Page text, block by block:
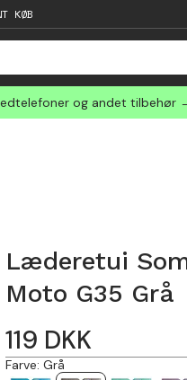
KØB
og andet tilbehør
Læderetui
Moto G35 Grå
119 DKK
Farve:Grå